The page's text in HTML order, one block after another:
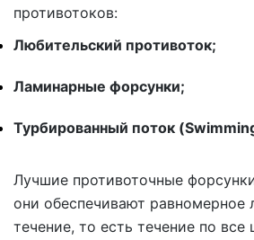
противотоков:
Любительский противоток;
Ламинарные форсунки;
Турбированный поток
Лучшие противоточные
они обеспечивают равномерное
течение, то есть течение по